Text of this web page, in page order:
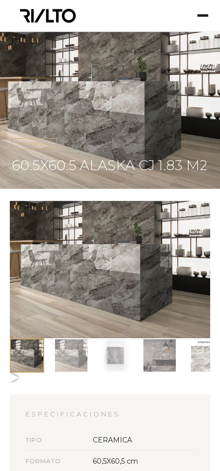
MARMOL
60.5X60.5 ALASKA CJ 1.83 M2
ESPECIFICACIONES
TIPO CERAMICA
FORMATO 60,5X60,5 cm